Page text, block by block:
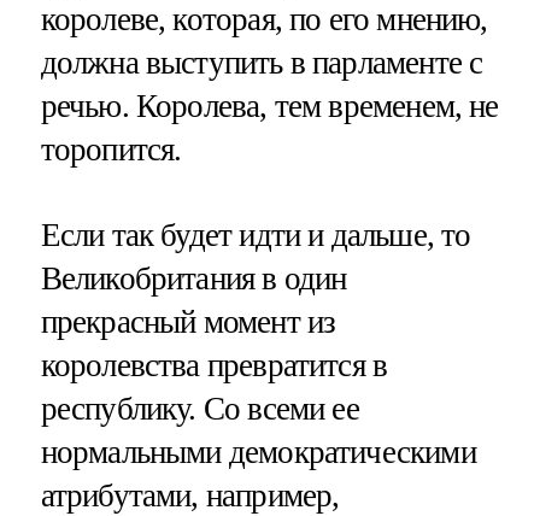
королеве, которая, по его мнению,
должна выступить в парламенте с
речью. Королева, тем временем, не
торопится.
Если так будет идти и дальше, то
Великобритания в один
прекрасный момент из
королевства превратится в
республику. Со всеми ее
нормальными демократическими
атрибутами, например,